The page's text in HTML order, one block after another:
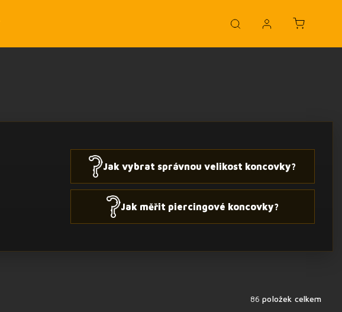
Jak vybrat správnou velikost koncovky?
Jak měřit piercingové koncovky?
86 položek celkem